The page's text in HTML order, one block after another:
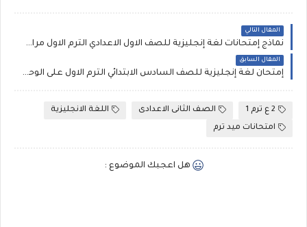
المقال التالي
نماذج إمتحانات لغة إنجليزية للصف الاول الاعدادي الترم الاول مراجعة عامة على الوحدة الاولى والثانية إعداد كتاب فايف ستارز
المقال السابق
إمتحان لغة إنجليزية للصف السادس الابتدائي الترم الاول على الوحدة الأولى والثانية مستر إبراهيم سلطان
2 ع ترم 1 الصف الثانى الاعدادى
اللغة الانجليزية
امتحانات ميد ترم
هل اعجبك الموضوع :